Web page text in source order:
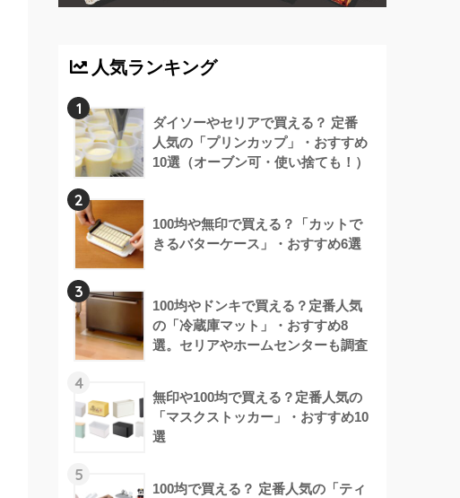
人気ランキング
1
ダイソーやセリアで買える？ 定番
人気の「プリンカップ」・おすすめ
10選（オーブン可・使い捨ても！）
2
100均や無印で買える？「カットで
きるバターケース」・おすすめ6選
3
100均やドンキで買える？定番人気
の「冷蔵庫マット」・おすすめ8
選。セリアやホームセンターも調査
4
無印や100均で買える？定番人気の
「マスクストッカー」・おすすめ10
選
5
100均で買える？ 定番人気の「ティ